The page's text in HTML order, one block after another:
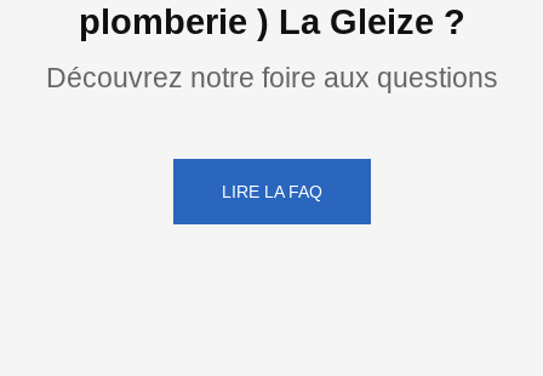
plomberie ) La Gleize ?
Découvrez notre foire aux questions
LIRE LA FAQ